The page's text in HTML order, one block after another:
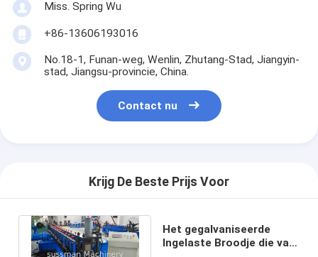
Miss. Spring Wu
+86-13606193016
No.18-1, Funan-weg, Wenlin, Zhutang-Stad, Jiangyin-
stad, Jiangsu-provincie, China.
Contact nu
Krijg De Beste Prijs Voor
Het gegalvaniseerde
Ingelaste Broodje die van